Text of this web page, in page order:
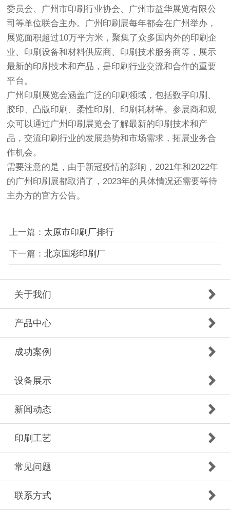
委员会、广州市印刷行业协会、广州市益华展览有限公
司等单位联合主办。广州印刷展每年都会在广州举办，
展览面积超过10万平方米，聚集了众多国内外的印刷企
业、印刷设备和材料供应商、印刷技术服务商等，展示
最新的印刷技术和产品，是印刷行业交流和合作的重要
平台。
广州印刷展览会涵盖广泛的印刷领域，包括数字印刷、
胶印、凸版印刷、柔性印刷、印刷耗材等。参展商和观
众可以通过广州印刷展览会了解最新的印刷技术和产
品，交流印刷行业的发展趋势和市场需求，拓展业务合
作机会。
需要注意的是，由于新冠疫情的影响，2021年和2022年
的广州印刷展都取消了，2023年的具体情况还需要等待
主办方的官方公告。
上一篇： 太原市印刷厂排行
下一篇： 北京国彩印刷厂
关于我们
产品中心
成功案例
设备展示
新闻动态
印刷工艺
常见问题
联系方式